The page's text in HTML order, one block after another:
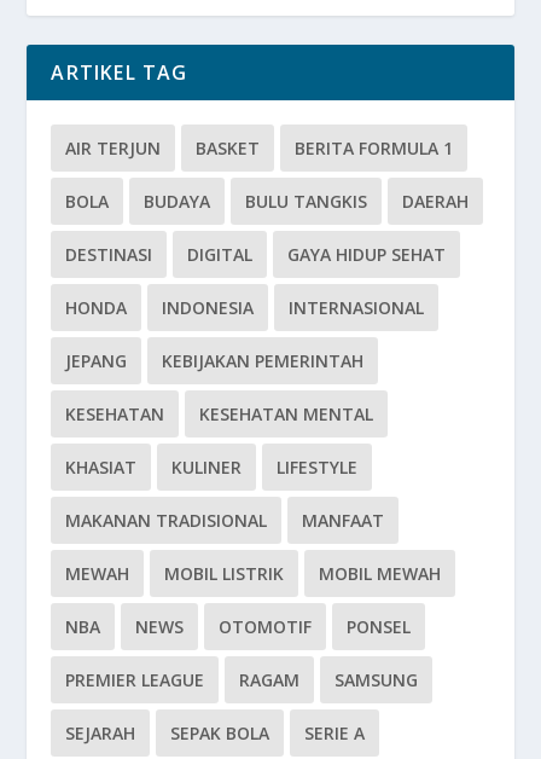
ARTIKEL TAG
AIR TERJUN BASKET BERITA FORMULA 1
BOLA BUDAYA BULU TANGKIS DAERAH
DESTINASI DIGITAL GAYA HIDUP SEHAT
HONDA INDONESIA INTERNASIONAL
JEPANG KEBIJAKAN PEMERINTAH
KESEHATAN KESEHATAN MENTAL
KHASIAT KULINER LIFESTYLE
MAKANAN TRADISIONAL MANFAAT
MEWAH MOBIL LISTRIK MOBIL MEWAH
NBA NEWS OTOMOTIF PONSEL
PREMIER LEAGUE RAGAM SAMSUNG
SEJARAH SEPAK BOLA SERIE A